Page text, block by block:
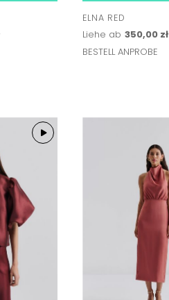
ELNA RED
Liehe ab 350,00 zł
BESTELL ANPROBE